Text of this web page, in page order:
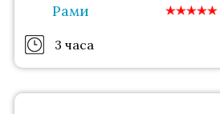
Рами
3 часа